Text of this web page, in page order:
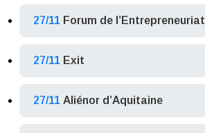
27/11 Forum de l’Entrepreneuriat
27/11 Exit
27/11 Aliénor d’Aquitaine